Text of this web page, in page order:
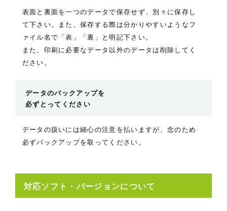
表面と裏面を一つのデータで保存せず、別々に保存し
て下さい。また、保存する際は分かりやすいようなフ
ァイル名で「表」「裏」と明記下さい。
また、印刷に必要なデータ以外のデータは削除してく
ださい。
データのバックアップを
必ずとってください
データの扱いには細心の注意を払いますが、念のため
必ずバックアップを取ってください。
対応ソフト・バージョンについて